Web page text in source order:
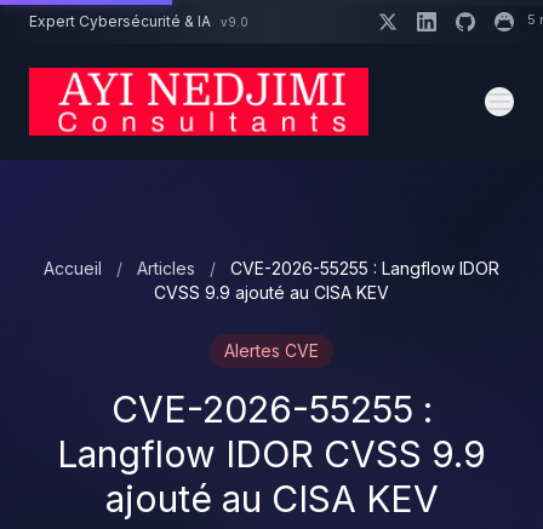
Aller au contenu principal
Expert Cybersécurité & IA v9.0
Accueil / Articles /
CVE-2026-55255 : Langflow IDOR
CVSS 9.9 ajouté au CISA KEV
Alertes CVE
CVE-2026-55255 :
Langflow IDOR CVSS 9.9
ajouté au CISA KEV
Un projet cybersécurité ? 5